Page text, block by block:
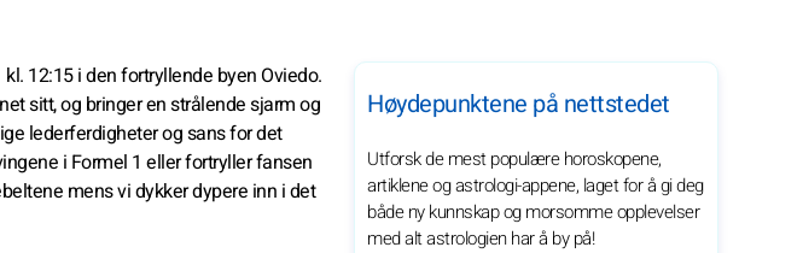
12:15 i den fortryllende byen Oviedo.
sitt, og bringer en strålende sjarm og
lederferdigheter og sans for det
i Formel 1 eller fortryller fansen
mens vi dykker dypere inn i det
Høydepunktene på nettstedet
Utforsk de mest populære horoskopene,
artiklene og astrologi-appene, laget for å gi deg
både ny kunnskap og morsomme opplevelser
med alt astrologien har å by på!